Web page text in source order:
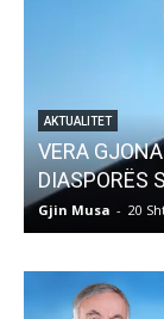
I NJOHUR I
NË ITALI